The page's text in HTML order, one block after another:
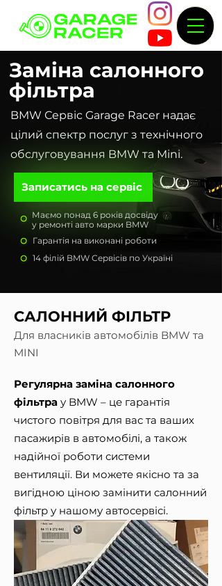
Заміна салонного
фільтра
BMW Сервіс Garage Racer надає
цілий спектр послуг з технічного
обслуговування BMW та Mini.
Записатись на сервіс
Маємо понад 6 років досвіду
у ремонті авто марки BMW
Гарантія на виконані роботи
14 філій BMW Сервісів по Україні
САЛОННИЙ ФІЛЬТР
Для власників автомобілів BMW та
MINI
Регулярна заміна салонного
фільтра у BMW – це гарантія
чистого повітря для вас та ваших
пасажирів в автомобілі, а також
надійної роботи системи
вентиляції. Ви можете якісно та за
вигідною ціною замінити салонний
фільтр у нашому автосервісі.